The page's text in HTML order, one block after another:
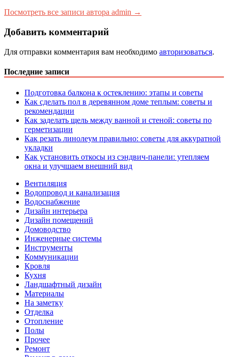
Посмотреть все записи автора admin →
Добавить комментарий
Для отправки комментария вам необходимо авторизоваться.
Последние записи
Подготовка балкона к остеклению: этапы и советы
Как сделать пол в деревянном доме теплым: советы и
рекомендации
Как заделать щель между ванной и стеной: советы по
герметизации
Как резать линолеум правильно: советы для аккуратной
укладки
Как установить откосы из сэндвич-панели: утепляем
окна и улучшаем внешний вид
Вентиляция
Водопровод и канализация
Водоснабжение
Дизайн интерьера
Дизайн помещений
Домоводство
Инженерные системы
Инструменты
Коммуникации
Кровля
Кухня
Ландшафтный дизайн
Материалы
На заметку
Отделка
Отопление
Полы
Прочее
Ремонт